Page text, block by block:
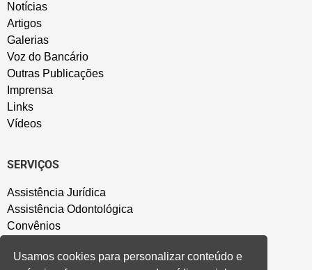
Notícias
Artigos
Galerias
Voz do Bancário
Outras Publicações
Imprensa
Links
Vídeos
SERVIÇOS
Assistência Jurídica
Assistência Odontológica
Convênios
Salão de Festa
Usamos cookies para personalizar conteúdo e